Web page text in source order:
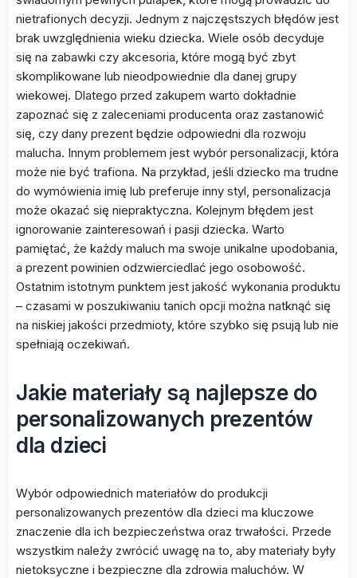
nietrafionych decyzji. Jednym z najczęstszych błędów jest
brak uwzględnienia wieku dziecka. Wiele osób decyduje
się na zabawki czy akcesoria, które mogą być zbyt
skomplikowane lub nieodpowiednie dla danej grupy
wiekowej. Dlatego przed zakupem warto dokładnie
zapoznać się z zaleceniami producenta oraz zastanowić
się, czy dany prezent będzie odpowiedni dla rozwoju
malucha. Innym problemem jest wybór personalizacji, która
może nie być trafiona. Na przykład, jeśli dziecko ma trudne
do wymówienia imię lub preferuje inny styl, personalizacja
może okazać się niepraktyczna. Kolejnym błędem jest
ignorowanie zainteresowań i pasji dziecka. Warto
pamiętać, że każdy maluch ma swoje unikalne upodobania,
a prezent powinien odzwierciedlać jego osobowość.
Ostatnim istotnym punktem jest jakość wykonania produktu
– czasami w poszukiwaniu tanich opcji można natknąć się
na niskiej jakości przedmioty, które szybko się psują lub nie
spełniają oczekiwań.
Jakie materiały są najlepsze do
personalizowanych prezentów
dla dzieci
Wybór odpowiednich materiałów do produkcji
personalizowanych prezentów dla dzieci ma kluczowe
znaczenie dla ich bezpieczeństwa oraz trwałości. Przede
wszystkim należy zwrócić uwagę na to, aby materiały były
nietoksyczne i bezpieczne dla zdrowia maluchów. W